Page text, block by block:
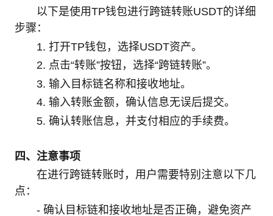
以下是使用TP钱包进行跨链转账USDT的详细
步骤：
1. 打开TP钱包，选择USDT资产。
2. 点击“转账”按钮，选择“跨链转账”。
3. 输入目标链名称和接收地址。
4. 输入转账金额，确认信息无误后提交。
5. 确认转账信息，并支付相应的手续费。
四、注意事项
在进行跨链转账时，用户需要特别注意以下几
点：
- 确认目标链和接收地址是否正确，避免资产